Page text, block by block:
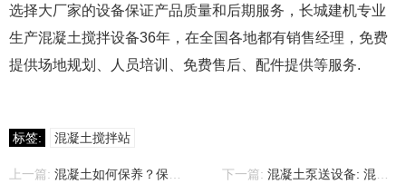
选择大厂家的设备保证产品质量和后期服务，长城建机专业
生产混凝土搅拌设备36年，在全国各地都有销售经理，免费
提供场地规划、人员培训、免费售后、配件提供等服务.
标签: 混凝土搅拌站
上一篇: 混凝土如何保养？保养的最佳时间是什么时候？ 下一篇:混凝土泵送设备: 混凝土泵车, 拖式混凝土泵和车载泵